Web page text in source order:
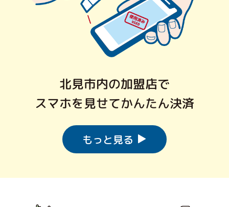
北見市内の加盟店で
スマホを見せてかんたん決済
もっと見る